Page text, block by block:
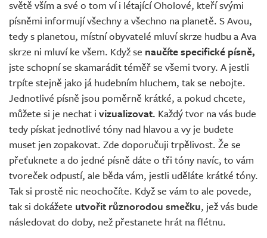
světě vším a své o tom ví i létající Oholové, kteří svými
písněmi informují všechny a všechno na planetě. S Avou,
tedy s planetou, místní obyvatelé mluví skrze hudbu a Ava
skrze ni mluví ke všem. Když se naučíte specifické písně,
jste schopní se skamarádit téměř se všemi tvory. A jestli
trpíte stejně jako já hudebním hluchem, tak se nebojte.
Jednotlivé písně jsou poměrně krátké, a pokud chcete,
můžete si je nechat i vizualizovat. Každý tvor na vás bude
tedy pískat jednotlivé tóny nad hlavou a vy je budete
muset jen zopakovat. Zde doporučuji trpělivost. Že se
přeťuknete a do jedné písně dáte o tři tóny navíc, to vám
tvoreček odpustí, ale běda vám, jestli uděláte krátké tóny.
Tak si prostě nic neochočíte. Když se vám to ale povede,
tak si dokážete utvořit různorodou smečku, jež vás bude
následovat do doby, než přestanete hrát na flétnu.